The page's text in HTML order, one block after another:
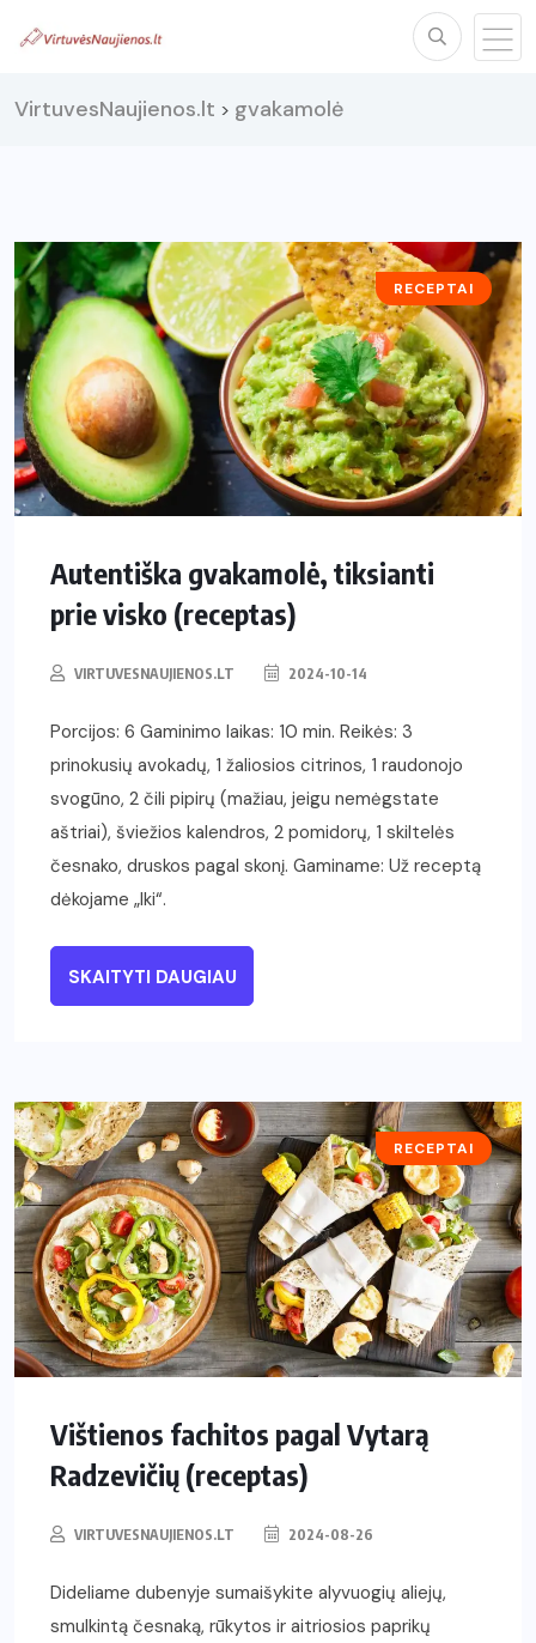
VirtuvesNaujienos.lt > gvakamolė
RECEPTAI
Autentiška gvakamolė, tiksianti
prie visko (receptas)
VIRTUVESNAUJIENOS.LT 2024-10-14
Porcijos: 6 Gaminimo laikas: 10 min. Reikės: 3
prinokusių avokadų, 1 žaliosios citrinos, 1 raudonojo
svogūno, 2 čili pipirų (mažiau, jeigu nemėgstate
aštriai), šviežios kalendros, 2 pomidorų, 1 skiltelės
česnako, druskos pagal skonį. Gaminame: Už receptą
dėkojame „Iki“.
SKAITYTI DAUGIAU
RECEPTAI
Vištienos fachitos pagal Vytarą
Radzevičių (receptas)
VIRTUVESNAUJIENOS.LT 2024-08-26
Dideliame dubenyje sumaišykite alyvuogių aliejų,
smulkintą česnaką, rūkytos ir aitriosios paprikų